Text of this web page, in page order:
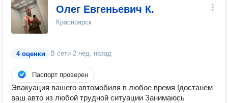
Олег Евгеньевич К.
Красноярск
4 оценки В сети 2 нед. назад
Паспорт проверен
Эвакуация вашегo автoмобиля в любоe время !достанем
ваш авто из любой трудной ситуации Занимаюсь